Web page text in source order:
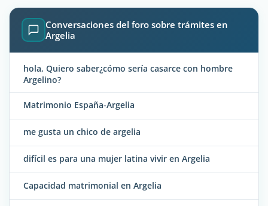
Conversaciones del foro sobre trámites en
Argelia
hola, Quiero saber¿cómo sería casarce con hombre
Argelino?
Matrimonio España-Argelia
me gusta un chico de argelia
difícil es para una mujer latina vivir en Argelia
Capacidad matrimonial en Argelia